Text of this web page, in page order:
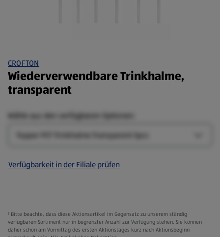
CROFTON
Wiederverwendbare Trinkhalme,
transparent
Wähle aus den verfügbaren Optionen:
Verfügbarkeit in der Filiale prüfen
¹ Bitte beachte, dass diese Aktionsartikel im Gegensatz zu unserem ständig
verfügbaren Sortiment nur in begrenzter Anzahl zur Verfügung stehen. Sie können
daher schon am Vormittag des ersten Aktionstages kurz nach Aktionsbeginn